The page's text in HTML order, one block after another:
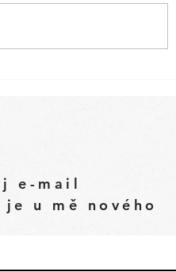
hlívou
e-mail
u mě nového